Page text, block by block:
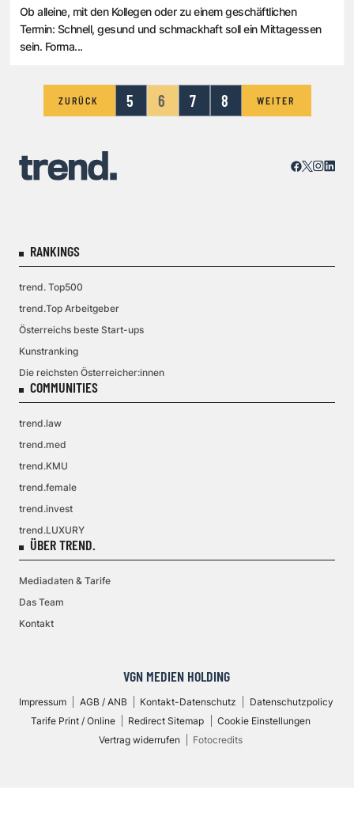
Ob alleine, mit den Kollegen oder zu einem geschäftlichen
Termin: Schnell, gesund und schmackhaft soll ein Mittagessen
sein. Forma...
ZURÜCK 5 6 7 8 WEITER
RANKINGS
trend. Top500
trend.Top Arbeitgeber
Österreichs beste Start-ups
Kunstranking
Die reichsten Österreicher:innen
COMMUNITIES
trend.law
trend.med
trend.KMU
trend.female
trend.invest
trend.LUXURY
ÜBER TREND.
Mediadaten & Tarife
Das Team
Kontakt
VGN MEDIEN HOLDING
Impressum AGB / ANB Kontakt-Datenschutz
Datenschutzpolicy
Tarife Print / Online
Redirect Sitemap
Cookie Einstellungen
Vertrag widerrufen
Fotocredits